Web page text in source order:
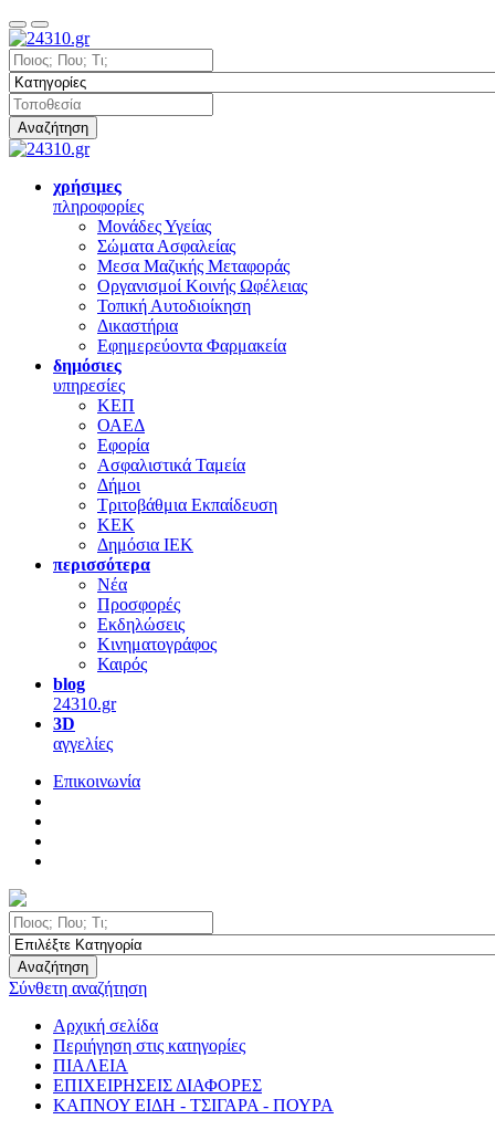
Αναζήτηση
χρήσιμες
πληροφορίες
Μονάδες Υγείας
Σώματα Ασφαλείας
Μεσα Μαζικής Μεταφοράς
Οργανισμοί Κοινής Ωφέλειας
Τοπική Αυτοδιοίκηση
Δικαστήρια
Εφημερεύοντα Φαρμακεία
δημόσιες
υπηρεσίες
ΚΕΠ
ΟΑΕΔ
Εφορία
Ασφαλιστικά Ταμεία
Δήμοι
Τριτοβάθμια Εκπαίδευση
ΚΕΚ
Δημόσια ΙΕΚ
περισσότερα
Νέα
Προσφορές
Εκδηλώσεις
Κινηματογράφος
Καιρός
blog
24310.gr
3D
αγγελίες
Επικοινωνία
Αναζήτηση
Σύνθετη αναζήτηση
Αρχική σελίδα
Περιήγηση στις κατηγορίες
ΠΙΑΛΕΙΑ
ΕΠΙΧΕΙΡΗΣΕΙΣ ΔΙΑΦΟΡΕΣ
ΚΑΠΝΟΥ ΕΙΔΗ - ΤΣΙΓΑΡΑ - ΠΟΥΡΑ